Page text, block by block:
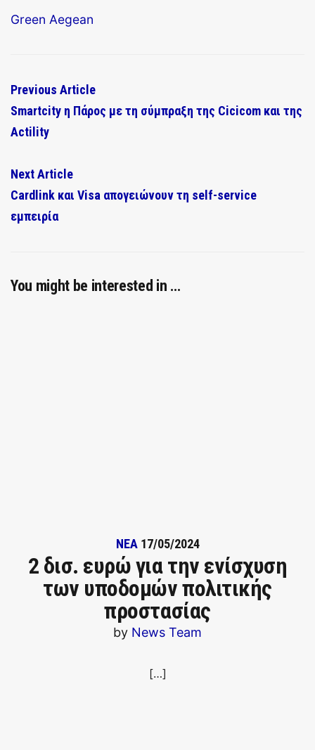
Green Aegean
Previous Article
Smartcity η Πάρος με τη σύμπραξη της Cicicom και της
Actility
Next Article
Cardlink και Visa απογειώνουν τη self-service
εμπειρία
You might be interested in …
ΝΕΑ 17/05/2024
2 δισ. ευρώ για την ενίσχυση
των υποδομών πολιτικής
προστασίας
by News Team
[…]